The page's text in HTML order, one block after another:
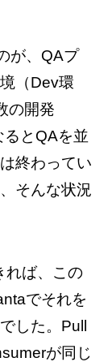
が、QAプ
（Dev環
の開発
るとQAを並
終わってい
そんな状況
れば、この
でそれを
した。Pull
が同じ